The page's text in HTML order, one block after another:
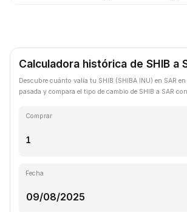
Calculadora histórica de SHIB a
Descubre cuánto valía tu SHIB (SHIBA INU) en SAR
pasada y compara el tipo de cambio de SHIB a SAR
Comprar
Fecha